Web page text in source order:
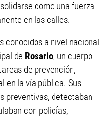
como una fuerza
en las calles.
conocidos a nivel nacional
de Rosario, un cuerpo
de prevención,
en la vía pública. Sus
preventivas, detectaban
con policías,